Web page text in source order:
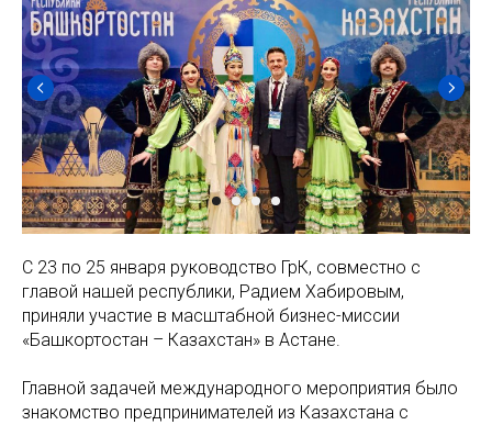
С 23 по 25 января руководство ГрК, совместно с
главой нашей республики, Радием Хабировым,
приняли участие в масштабной бизнес-миссии
«Башкортостан – Казахстан» в Астане.
Главной задачей международного мероприятия было
знакомство предпринимателей из Казахстана с